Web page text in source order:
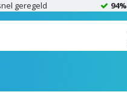
geregeld 94%